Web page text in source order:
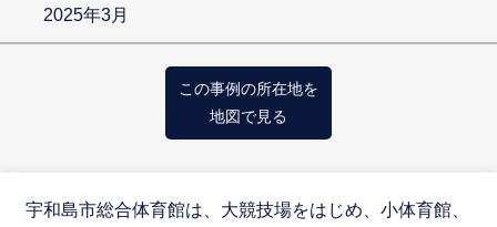
2025年3月
この事例の所在地を
地図で見る
宇和島市総合体育館は、大競技場をはじめ、小体育館、